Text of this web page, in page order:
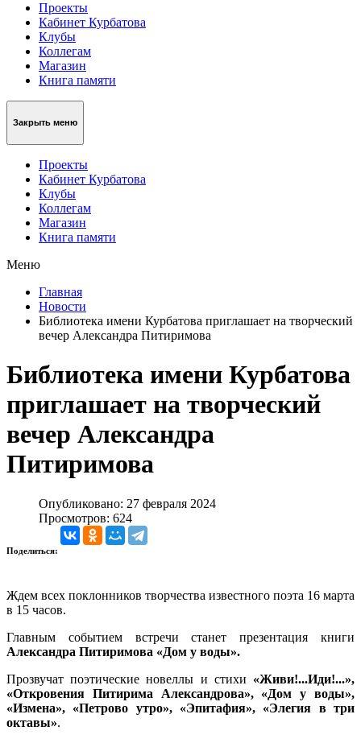
Проекты
Кабинет Курбатова
Клубы
Коллегам
Магазин
Книга памяти
Закрыть меню
Проекты
Кабинет Курбатова
Клубы
Коллегам
Магазин
Книга памяти
Меню
Главная
Новости
Библиотека имени Курбатова приглашает на творческий
вечер Александра Питиримова
Библиотека имени Курбатова
приглашает на творческий
вечер Александра
Питиримова
Опубликовано: 27 февраля 2024
Просмотров: 624
Поделиться:
Ждем всех поклонников творчества известного поэта 16 марта
в 15 часов.
Главным событием встречи станет презентация книги
Александра Питиримова «Дом у воды».
Прозвучат поэтические новеллы и стихи «Живи!...Иди!...»,
«Откровения Питирима Александрова», «Дом у воды»,
«Измена», «Петрово утро», «Эпитафия», «Элегия в три
октавы».